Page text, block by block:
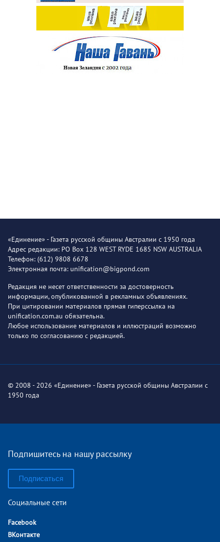
«Единение» - Газета русской общины Австралии с 1950 года
Адрес редакции: PO Box 128 WEST RYDE 1685 NSW AUSTRALIA
Телефон: (612) 9808 6678
Электронная почта: unification@bigpond.com
Редакция не несет ответственности за достоверность
информации, опубликованной в рекламных объявлениях.
При цитировании материалов прямая гиперссылка на
unification.com.au обязательна.
Любое использование материалов и иллюстраций возможно
только по согласованию с редакцией.
© 2008 - 2026 «Единение» - Газета русской общины Австралии с
1950 года
Подпишитесь на нашу рассылку
Подписаться
Социальные сети
Facebook
ВКонтакте